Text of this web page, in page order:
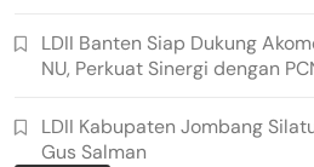
LDII Banten Siap Dukung
NU, Perkuat Sinergi dengan
LDII Kabupaten Jombang
Gus Salman